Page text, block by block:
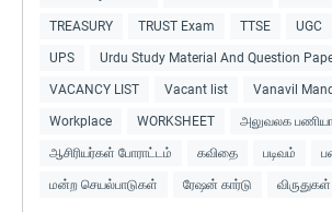
TREASURY TRUST Exam TTSE UGC
UPS Urdu Study Material And Question
VACANCY LIST Vacant list Vanavil
Workplace WORKSHEET அலுவலக
ஆசிரியர்கள் போராட்டம் கவிதை படிவம்
மன்ற செயல்பாடுகள் ரேஷன் கார்டு விருதுகள்